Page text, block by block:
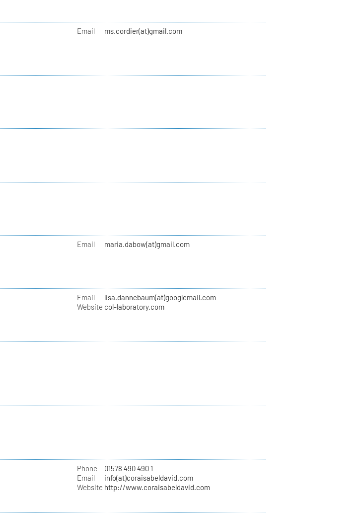
Email ms.cordier(at)gmail.com
Email maria.dabow(at)gmail.com
Email
lisa.dannebaum(at)googlemail.com
Website col-laboratory.com
Phone
01578 490 490 1
Email
info(at)coraisabeldavid.com
Website http://www.coraisabeldavid.com